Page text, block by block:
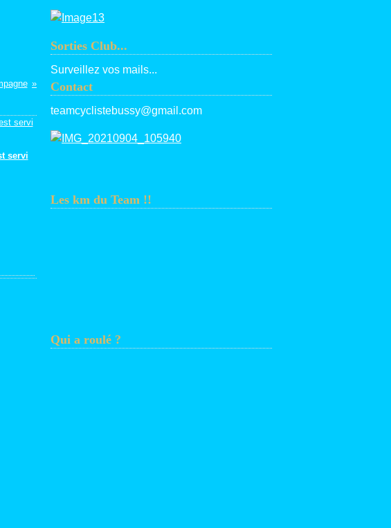
servi
Sorties Club...
Surveillez vos mails...
Contact
teamcyclistebussy@gmail.com
Les km du Team !!
Qui a roulé ?